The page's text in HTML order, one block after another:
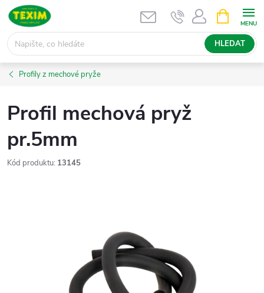
Přejít
obsah
HLEDAT
NÁKUPNÍ
KOŠÍK
Profily z mechové pryže
Profil mechová pryž
pr.5mm
Kód produktu: 13145